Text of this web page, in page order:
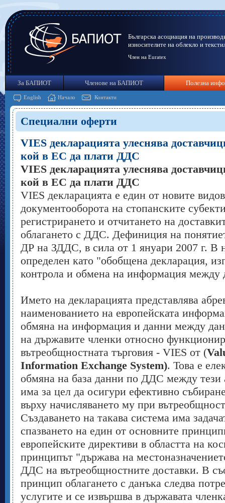
Българска асоциация на
износителите на облекло и
Член на Euratex
За БАПИОТ Членове на БАПИОТ Полезна
English Начало Контакти
Специални оферти
VIES декларацията улеснява
кой в ЕС да плати ДДС
VIES декларацията улеснява
кой в ЕС да плати ДДС
VIES декларацията е един от новите
документооборота на стопанските
регистрирането и отчитането на
облагането с ДДС. Дефиниция на
ДР на ЗДДС, в сила от 1 януари 2007 г. В
определен като "обобщена декларация,
контрола и обмена на информация между
Името на декларацията представлява
наименованието на европейската
обмяна на информация и данни между
на държавите членки относно
вътреобщностната търговия - VIES от (
Information Exchange System). Това е
обмяна на база данни по ДДС между тези
има за цел да осигури ефективно
върху начисляването му при
Създаването на такава система има
спазването на един от основните
европейските директиви в областта на
принципът "държава на
ДДС на вътреобщностните доставки. В
принцип облагането с данъка следва
услугите и се извършва в държавата